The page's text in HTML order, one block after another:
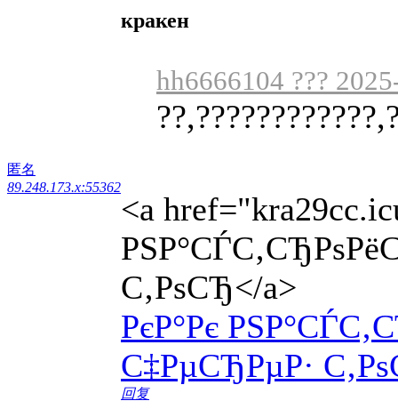
匿名
89.248.173.x:55362
кракен
hh6666104 ???
<a
С‚РѕСЂ</a>
РєР°Рє
С‡РµСЂРµР·
回复